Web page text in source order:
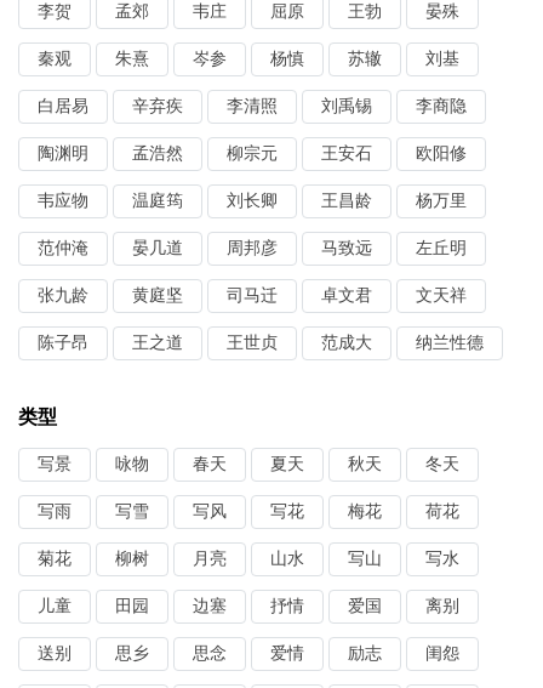
李贺 孟郊 韦庄 屈原 王勃 晏殊
秦观 朱熹 岑参 杨慎 苏辙 刘基
白居易 辛弃疾 李清照 刘禹锡 李商隐
陶渊明 孟浩然 柳宗元 王安石 欧阳修
韦应物 温庭筠 刘长卿 王昌龄 杨万里
范仲淹 晏几道 周邦彦 马致远 左丘明
张九龄 黄庭坚 司马迁 卓文君 文天祥
陈子昂 王之道 王世贞 范成大 纳兰性德
类型
写景 咏物 春天 夏天 秋天 冬天
写雨 写雪 写风 写花 梅花 荷花
菊花 柳树 月亮 山水 写山 写水
儿童 田园 边塞 抒情 爱国 离别
送别 思乡 思念 爱情 励志 闺怨